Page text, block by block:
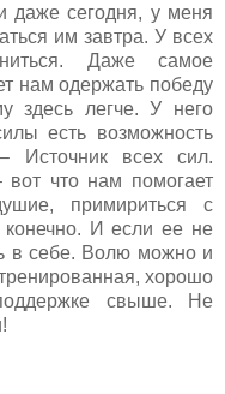
даже сегодня, у меня
им завтра. У всех
Даже самое
нам одержать победу
здесь легче. У него
есть возможность
всех сил.
вот что нам помогает
примириться с
И если ее не
в себе. Волю можно и
хорошо
свыше. Не